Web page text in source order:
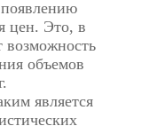
цен. Это, в
возможность
объемов
является